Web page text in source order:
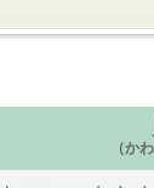
（か